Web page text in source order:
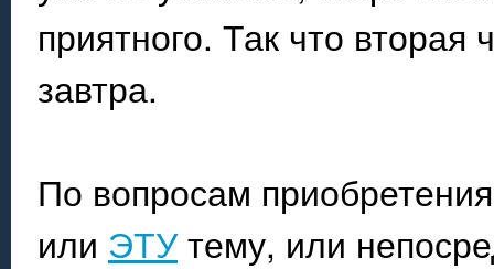
приятного. Так что вторая
завтра.
По вопросам
или ЭТУтему, или